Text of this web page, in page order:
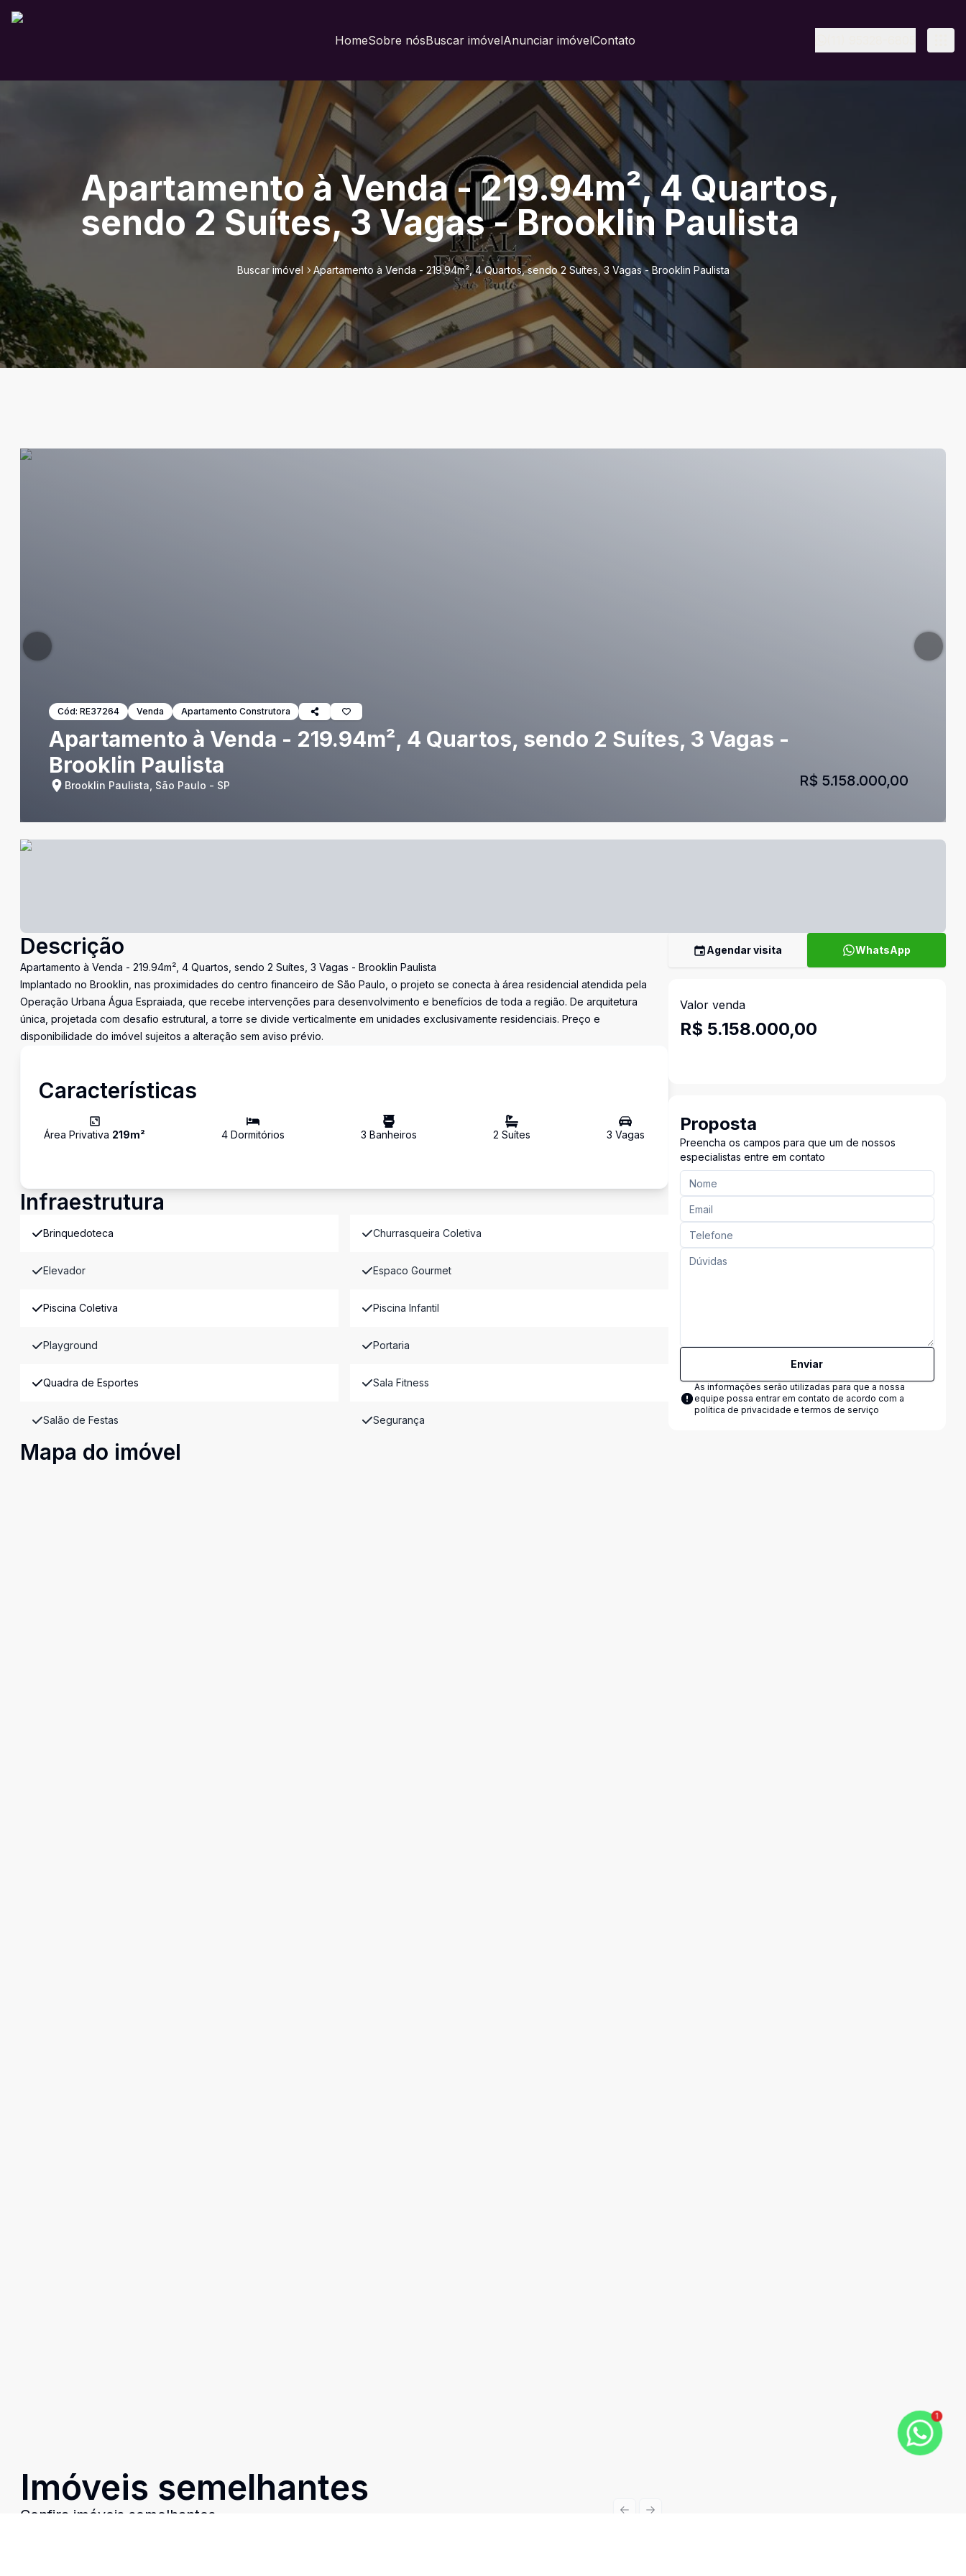
HomeSobre nósBuscar imóvelAnunciar imóvelContato
Apartamento à Venda - 219.94m², 4 Quartos,
sendo 2 Suítes, 3 Vagas - Brooklin Paulista
Buscar imóvel Apartamento à Venda - 219.94m², 4 Quartos, sendo 2 Suítes, 3 Vagas - Brooklin Paulista
Cód: RE37264 Venda Apartamento Construtora
Apartamento à Venda - 219.94m², 4 Quartos, sendo 2 Suítes, 3 Vagas -
Brooklin Paulista
Brooklin Paulista, São Paulo - SP R$ 5.158.000,00
Descrição
Apartamento à Venda - 219.94m², 4 Quartos, sendo 2 Suítes, 3 Vagas - Brooklin Paulista
Implantado no Brooklin, nas proximidades do centro financeiro de São Paulo, o projeto se conecta à área residencial atendida pela
Operação Urbana Água Espraiada, que recebe intervenções para desenvolvimento e benefícios de toda a região. De arquitetura
única, projetada com desafio estrutural, a torre se divide verticalmente em unidades exclusivamente residenciais. Preço e
disponibilidade do imóvel sujeitos a alteração sem aviso prévio.
Características
Área Privativa 219m² 4Dormitórios 3 Banheiros 2 Suítes 3 Vagas
Infraestrutura
Brinquedoteca Churrasqueira Coletiva
Elevador Espaco Gourmet
Piscina Coletiva Piscina Infantil
Playground Portaria
Quadra de Esportes Sala Fitness
Salão de Festas Segurança
Mapa do imóvel
Imóveis semelhantes
Confira imóveis semelhantes Previous slide
Next slide
Agendar visita WhatsApp
Valor venda
R$ 5.158.000,00
Proposta
Preencha os campos para que um de nossos
especialistas entre em contato
Enviar
As informações serão utilizadas para que a nossa
equipe possa entrar em contato de acordo com a
política de privacidade e termos de serviço
1